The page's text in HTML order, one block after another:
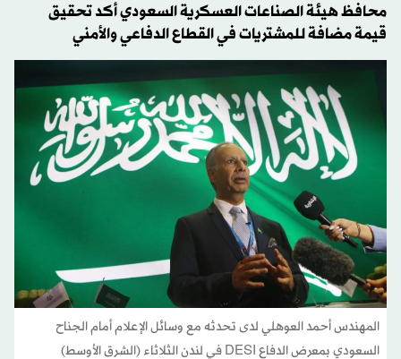
محافظ هيئة الصناعات العسكرية السعودي أكد تحقيق
قيمة مضافة للمشتريات في القطاع الدفاعي والأمني
المهندس أحمد العوهلي لدى تحدثه مع وسائل الإعلام أمام الجناح
السعودي بمعرض الدفاع DESI في لندن الثلاثاء (الشرق الأوسط)